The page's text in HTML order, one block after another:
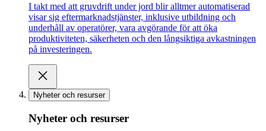
I takt med att gruvdrift under jord blir alltmer automatiserad
visar sig eftermarknadstjänster, inklusive utbildning och
underhåll av operatörer, vara avgörande för att öka
produktiviteten, säkerheten och den långsiktiga avkastningen
på investeringen.
Nyheter och resurser
Nyheter och resurser